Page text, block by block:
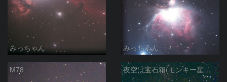
みっちゃん みっちゃん
M78 夜空は宝石箱(モンキー星雲 NGC2174) Seestar50